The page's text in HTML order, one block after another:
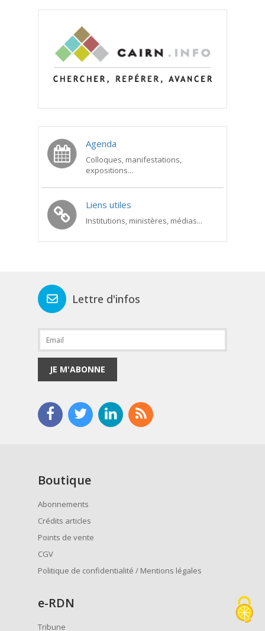
Agenda
Colloques, manifestations,
expositions...
Liens utiles
Institutions, ministères, médias...
Lettre d'infos
JE M'ABONNE
Boutique
Abonnements
Crédits articles
Points de vente
CGV
Politique de confidentialité / Mentions légales
e-RDN
Tribune